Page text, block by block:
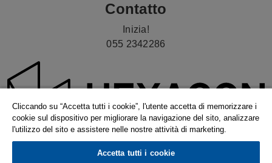
Contatto
Inizia!
055 2342286
Cliccando su “Accetta tutti i cookie”, l'utente accetta di memorizzare i
cookie sul dispositivo per migliorare la navigazione del sito, analizzare
l'utilizzo del sito e assistere nelle nostre attività di marketing.
Accetta tutti i cookie